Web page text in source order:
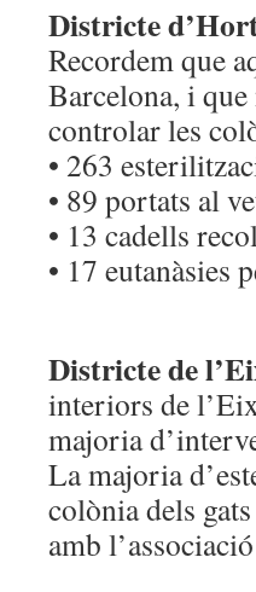
Districte
Recordem que
Barcelona, i que
controlar les
• 263
• 89 portats al
• 13 cadells
• 17 eutanàsies
Districte de
interiors de
majoria
La majoria
colònia dels
amb